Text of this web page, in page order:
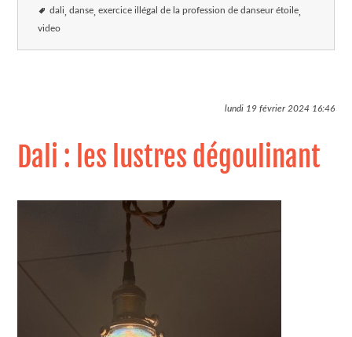
dali danse exercice illégal de la profession de danseur étoile
video
lundi 19 février 202416:46
Dali : les lustres dégoulinant